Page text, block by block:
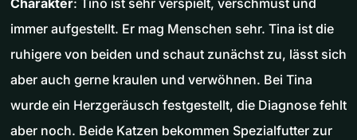
Charakter: Tino ist sehr verspielt, verschmust und
immer aufgestellt. Er mag Menschen sehr. Tina ist die
ruhigere von beiden und schaut zunächst zu, lässt sich
aber auch gerne kraulen und verwöhnen. Bei Tina
wurde ein Herzgeräusch festgestellt, die Diagnose fehlt
aber noch. Beide Katzen bekommen Spezialfutter zur